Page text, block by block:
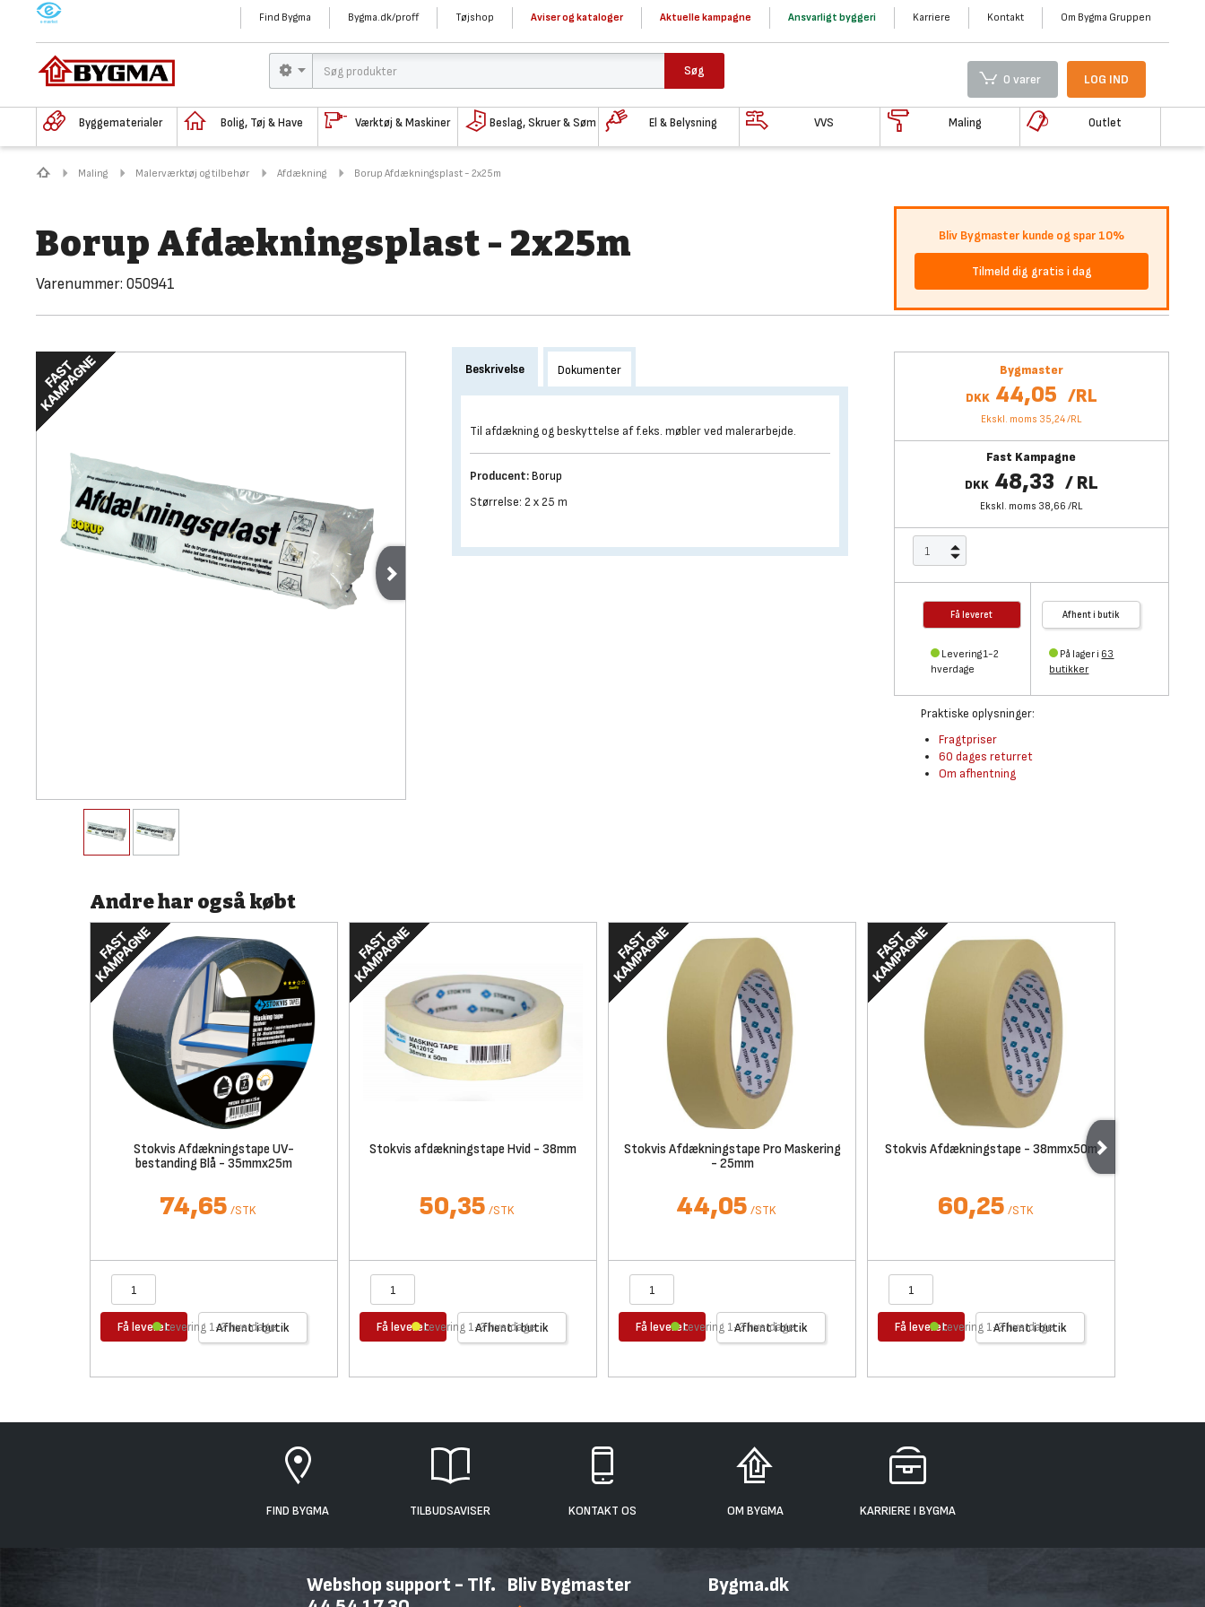
M Find Bygma Bygma.dk/proff Tøjshop Aviser og kataloger Aktuelle kampagne Ansvarligt byggeri Karriere Kontakt Om Bygma Gruppen
Søg
0 varer LOG IND
Byggematerialer Bolig, Tøj & Have Værktøj & Maskiner Beslag, Skruer & Søm El & Belysning VVS Maling Outlet
Maling Malerværktøj og tilbehør Afdækning Borup Afdækningsplast - 2x25m
Borup Afdækningsplast - 2x25m
Varenummer: 050941
Bliv Bygmaster kunde og spar 10%
Tilmeld dig gratis i dag
Bygmaster
DKK 44,05 /RL
Ekskl. moms 35,24/RL
Fast Kampagne
DKK 48,33 /RL
Ekskl. moms 38,66 /RL
Få leveret
Levering 1-2
hverdage
Afhent i butik
På lager i 63
butikker
Praktiske oplysninger:
Fragtpriser
60 dages returret
Om afhentning
Beskrivelse Dokumenter
Til afdækning og beskyttelse af f.eks. møbler ved malerarbejde.
Producent:Borup
Størrelse: 2 x 25 m
Andre har også købt
Stokvis Afdækningstape UV-
bestanding Blå - 35mmx25m
74,65 /STK
Få leveret Afhent i butik
Levering 1-2 hverdage
Stokvis afdækningstape Hvid - 38mm
50,35 /STK
Få leveret Afhent i butik
Levering 1-2 hverdage
Stokvis Afdækningstape Pro Maskering
- 25mm
44,05 /STK
Få leveret Afhent i butik
Levering 1-2 hverdage
Stokvis Afdækningstape - 38mmx50m
60,25 /STK
Få leveret Afhent i butik
Levering 1-2 hverdage
FIND BYGMA TILBUDSAVISER KONTAKT OS OM BYGMA KARRIERE I BYGMA
Webshop support - Tlf. Bliv Bygmaster Bygma.dk